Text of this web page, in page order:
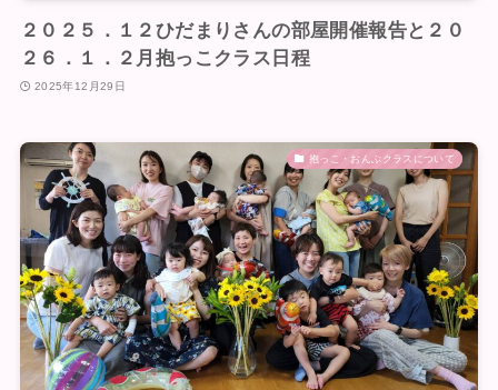
２０２５．１２ひだまりさんの部屋開催報告と２０
２６．１．２月抱っこクラス日程
2025年12月29日
抱っこ・おんぶクラスについて